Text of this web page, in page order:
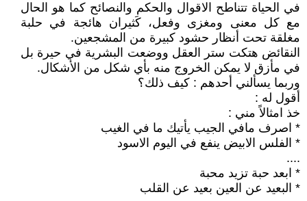
في الحياة تتناطح الاقوال والحكم والنصائح كما هو الحال
مع كل معنى ومغزى وفعل، كَثيران هائجة في حلبة
مغلقة تحت أنظار حشود كبيرة من المشجعين.
النقائض هتكت ستر العقل ووضعت البشرية في حيرة بل
في مأزق لا يمكن الخروج منه بأي شكل من الأشكال.
وربما يسألني أحدهم : كيف ذلك؟
أقول له :
خذ امثالاً مني :
* اصرف مافي الجيب يأتيك ما في الغيب
* الفلس الابيض ينفع في اليوم الاسود
....
* ابعد حبة تزيد محبة
* البعيد عن العين بعيد عن القلب